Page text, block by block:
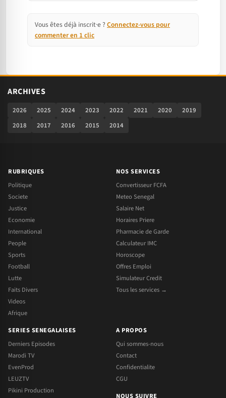
Vous êtes déjà inscrit·e ? Connectez-vous pour
commenter en 1 clic
ARCHIVES
2026 2025 2024 2023 2022 2021 2020
2019
2018
2017 2016 2015 2014
RUBRIQUES
Politique
Societe
Justice
Economie
International
People
Sports
Football
Lutte
Faits Divers
Videos
Afrique
NOS SERVICES
Convertisseur FCFA
Meteo Senegal
Salaire Net
Horaires Priere
Pharmacie de Garde
Calculateur IMC
Horoscope
Offres Emploi
Simulateur Credit
Tous les services →
SERIES SENEGALAISES
Derniers Episodes
Marodi TV
EvenProd
LEUZTV
Pikini Production
A PROPOS
Qui sommes-nous
Contact
Confidentialite
CGU
NOUS SUIVRE